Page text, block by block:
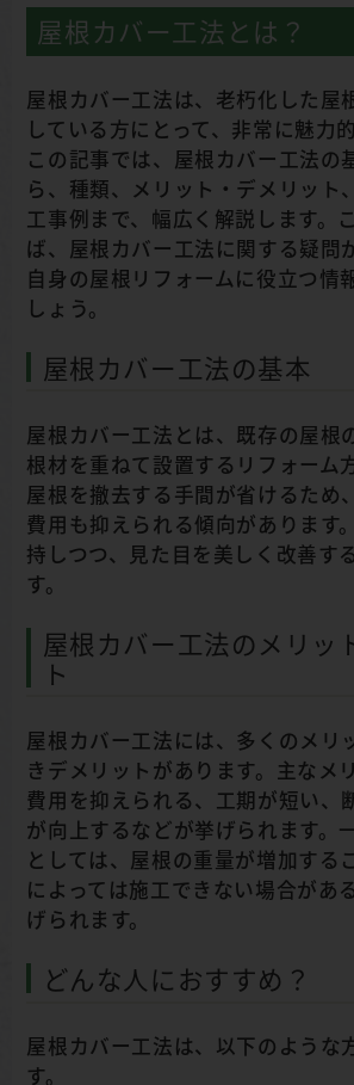
屋根カバー工法とは？
屋根カバー工法は、老朽化した屋
している方にとって、非常に魅力
この記事では、屋根カバー工法の
ら、種類、メリット・デメリット
工事例まで、幅広く解説します。
ば、屋根カバー工法に関する疑問
自身の屋根リフォームに役立つ情
しょう。
屋根カバー工法の基本
屋根カバー工法とは、既存の屋根
根材を重ねて設置するリフォーム
屋根を撤去する手間が省けるため
費用も抑えられる傾向があります
持しつつ、見た目を美しく改善す
す。
屋根カバー工法のメリッ
ト
屋根カバー工法には、多くのメリ
きデメリットがあります。主なメ
費用を抑えられる、工期が短い、
が向上するなどが挙げられます。
としては、屋根の重量が増加する
によっては施工できない場合があ
げられます。
どんな人におすすめ？
屋根カバー工法は、以下のような
す。